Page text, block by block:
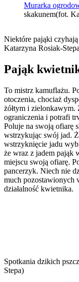
Murarka
skakunem(fot.
Niektóre pająki
Katarzyna Rosiak-
Pająk
To mistrz kamuflażu.
otoczenia, chociaż
żółtym i zielonkawym.
ograniczenia i potrafi
Poluje na swoją ofiarę
wstrzykując swój jad.
wstrzyknięcie jadu
że wraz z jadem pająk
miejscu swoją ofiarę.
pancerzyk. Niech nie
much pozostawionych
działalność kwietnika.
Spotkania dzikich
Stepa)